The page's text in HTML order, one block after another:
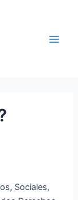
Sociales,